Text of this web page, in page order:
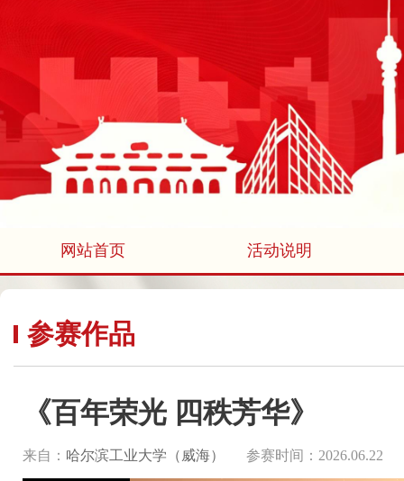
网站首页 活动说明
参赛作品
《百年荣光 四秩芳华》
来自： 哈尔滨工业大学（威海） 参赛时间：2026.06.22